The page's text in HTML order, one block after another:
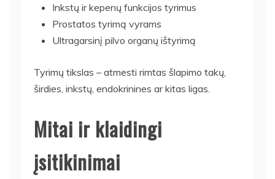
Inkstų ir kepenų funkcijos tyrimus
Prostatos tyrimą vyrams
Ultragarsinį pilvo organų ištyrimą
Tyrimų tikslas – atmesti rimtas šlapimo takų,
širdies, inkstų, endokrinines ar kitas ligas.
Mitai ir klaidingi
įsitikinimai